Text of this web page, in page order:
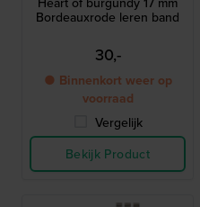
Bordeauxrode leren band
30,-
● Binnenkort weer op
voorraad
Vergelijk
Bekijk Product